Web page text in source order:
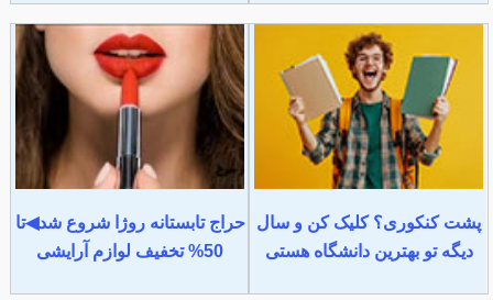
پشت کنکوری؟ کلیک کن و سال
دیگه تو بهترین دانشگاه هستی
حراج تابستانه روژا شروع شد◀تا
50% تخفیف لوازم آرایشی